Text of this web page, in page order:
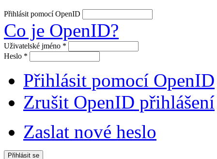
Přihlásit pomocí OpenID
Co je OpenID?
Uživatelské jméno *
Heslo *
Přihlásit pomocí OpenID
Zrušit OpenID přihlášení
Zaslat nové heslo